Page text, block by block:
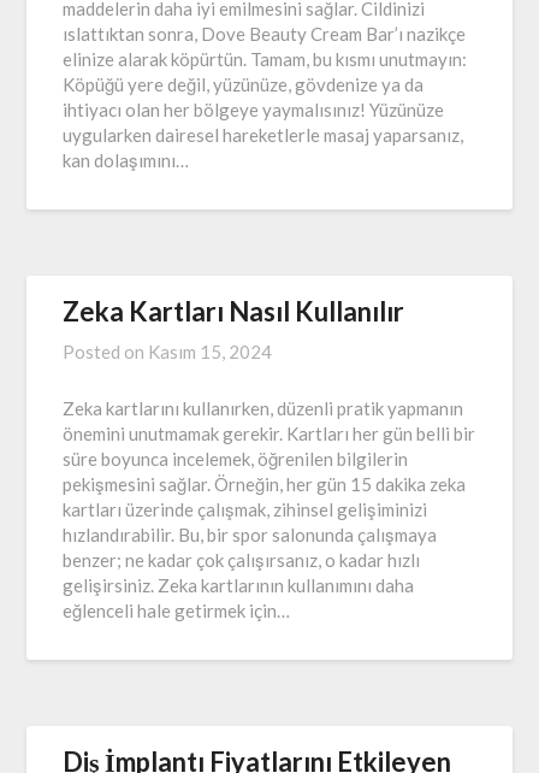
maddelerin daha iyi emilmesini sağlar. Cildinizi
ıslattıktan sonra, Dove Beauty Cream Bar’ı nazikçe
elinize alarak köpürtün. Tamam, bu kısmı unutmayın:
Köpüğü yere değil, yüzünüze, gövdenize ya da
ihtiyacı olan her bölgeye yaymalısınız! Yüzünüze
uygularken dairesel hareketlerle masaj yaparsanız,
kan dolaşımını…
Zeka Kartları Nasıl Kullanılır
Posted on Kasım 15, 2024
Zeka kartlarını kullanırken, düzenli pratik yapmanın
önemini unutmamak gerekir. Kartları her gün belli bir
süre boyunca incelemek, öğrenilen bilgilerin
pekişmesini sağlar. Örneğin, her gün 15 dakika zeka
kartları üzerinde çalışmak, zihinsel gelişiminizi
hızlandırabilir. Bu, bir spor salonunda çalışmaya
benzer; ne kadar çok çalışırsanız, o kadar hızlı
gelişirsiniz. Zeka kartlarının kullanımını daha
eğlenceli hale getirmek için…
Diş İmplantı Fiyatlarını Etkileyen